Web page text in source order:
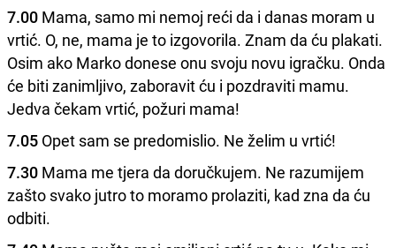
7.00 Mama, samo mi nemoj reći da i danas moram u
vrtić. O, ne, mama je to izgovorila. Znam da ću plakati.
Osim ako Marko donese onu svoju novu igračku. Onda
će biti zanimljivo, zaboravit ću i pozdraviti mamu.
Jedva čekam vrtić, požuri mama!
7.05 Opet sam se predomislio. Ne želim u vrtić!
7.30 Mama me tjera da doručkujem. Ne razumijem
zašto svako jutro to moramo prolaziti, kad zna da ću
odbiti.